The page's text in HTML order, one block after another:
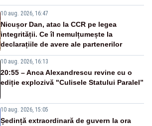
10 aug. 2026, 16:47
Nicușor Dan, atac la CCR pe legea
integrității. Ce îl nemulțumește la
declarațiile de avere ale partenerilor
10 aug. 2026, 16:13
20:55 – Anca Alexandrescu revine cu o
ediție explozivă "Culisele Statului Paralel”
10 aug. 2026, 15:05
Ședință extraordinară de guvern la ora